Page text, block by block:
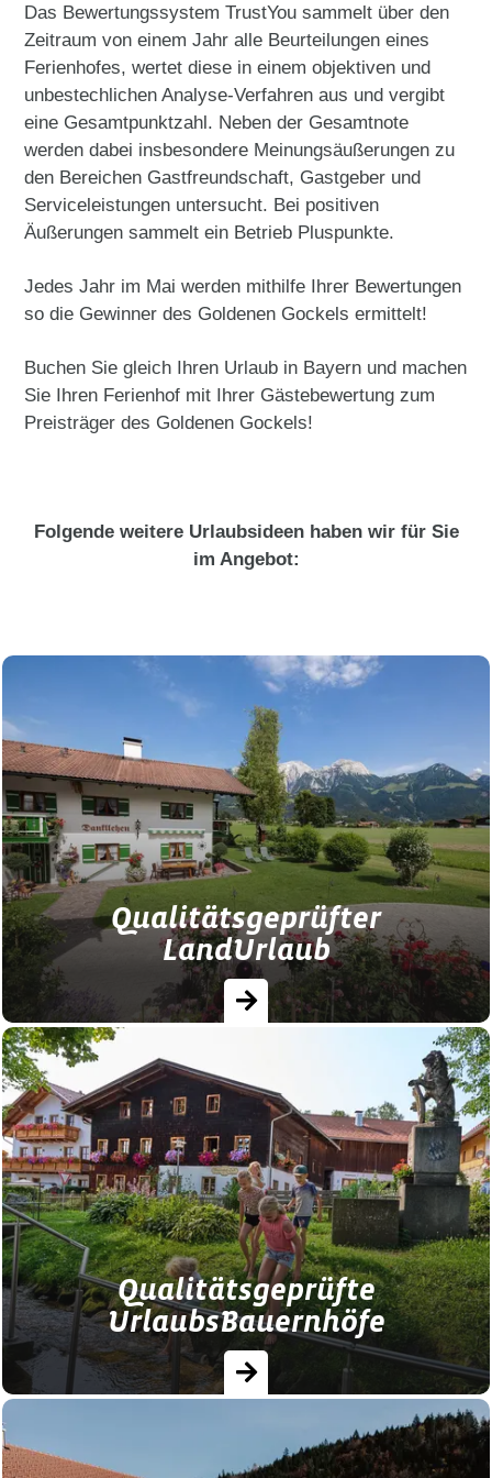
Das Bewertungssystem TrustYou sammelt über den
Zeitraum von einem Jahr alle Beurteilungen eines
Ferienhofes, wertet diese in einem objektiven und
unbestechlichen Analyse-Verfahren aus und vergibt
eine Gesamtpunktzahl. Neben der Gesamtnote
werden dabei insbesondere Meinungsäußerungen zu
den Bereichen Gastfreundschaft, Gastgeber und
Serviceleistungen untersucht. Bei positiven
Äußerungen sammelt ein Betrieb Pluspunkte.
Jedes Jahr im Mai werden mithilfe Ihrer Bewertungen
so die Gewinner des Goldenen Gockels ermittelt!
Buchen Sie gleich Ihren Urlaub in Bayern und machen
Sie Ihren Ferienhof mit Ihrer Gästebewertung zum
Preisträger des Goldenen Gockels!
Folgende weitere Urlaubsideen haben wir für Sie
im Angebot:
Qualitätsgeprüfter
LandUrlaub
Qualitätsgeprüfter LandUrlaub in Bayern -
Erholung pur im Grünen!
Qualitätsgeprüfte
UrlaubsBauernhöfe